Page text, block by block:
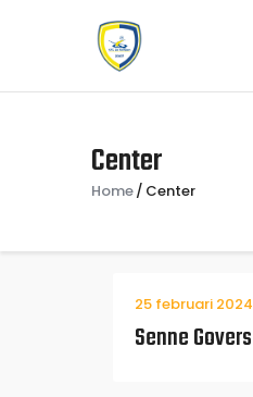
Center
Home Center
Nieuws
25 februari 2024
Senne Govers